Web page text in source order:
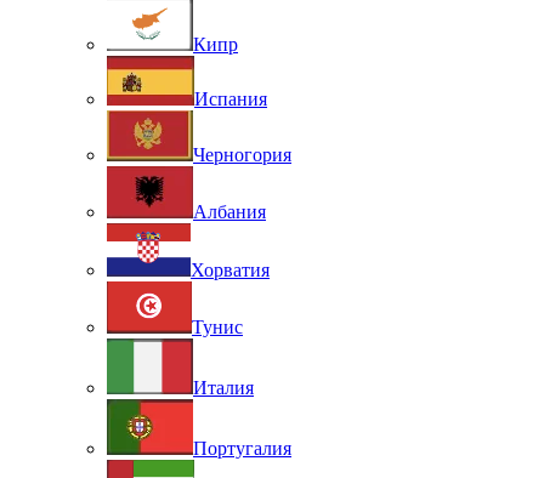
Кипр
Испания
Черногория
Албания
Хорватия
Тунис
Италия
Португалия